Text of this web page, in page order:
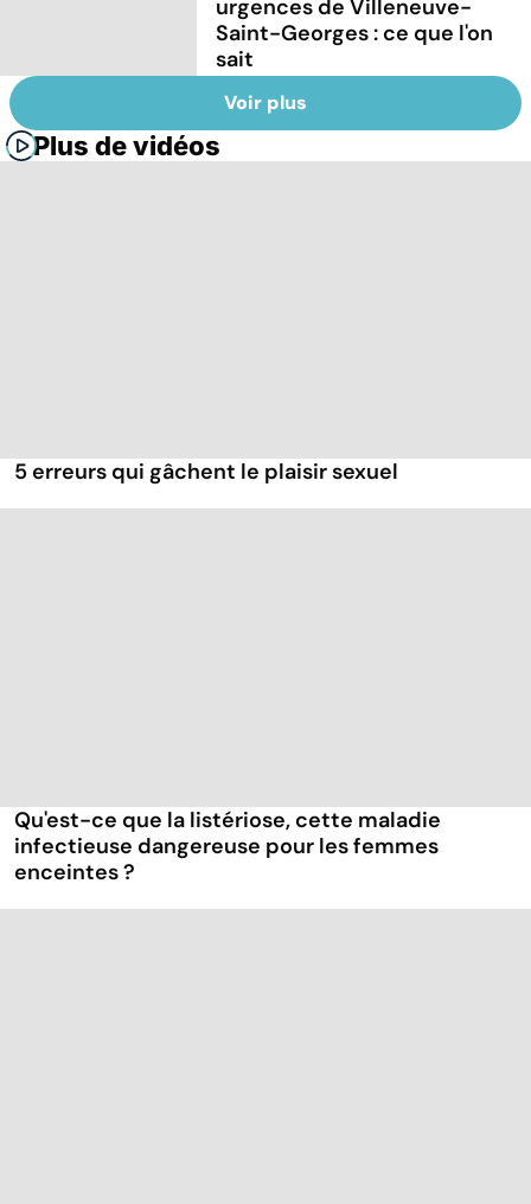
urgences de Villeneuve-
Saint-Georges : ce que l'on
sait
Voir plus
Plus de vidéos
5 erreurs qui gâchent le plaisir sexuel
Qu'est-ce que la listériose, cette maladie
infectieuse dangereuse pour les femmes
enceintes ?